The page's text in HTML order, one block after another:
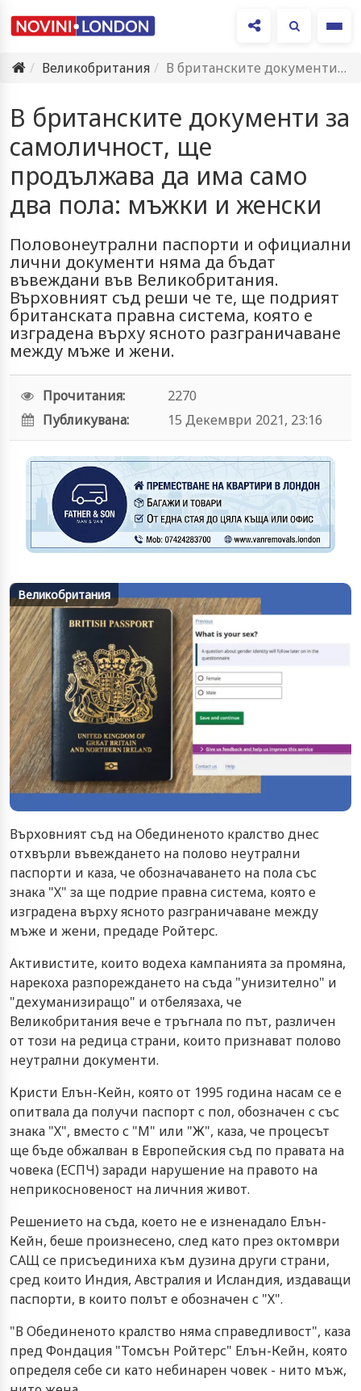
Великобритания
В британските документи за самоличност, ще продължава да има само…
В британските документи за
самоличност, ще
продължава да има само
два пола: мъжки и женски
Половонеутрални паспорти и официални
лични документи няма да бъдат
въвеждани във Великобритания.
Върховният съд реши че те, ще подрият
британската правна система, която е
изградена върху ясното разграничаване
между мъже и жени.
Прочитания:
2270
Публикувана:
15 Декември 2021, 23:16
Великобритания
Върховният съд на Обединеното кралство днес
отхвърли въвеждането на полово неутрални
паспорти и каза, че обозначаването на пола със
знака "Х" за ще подрие правна система, която е
изградена върху ясното разграничаване между
мъже и жени, предаде Ройтерс.
Активистите, които водеха кампанията за промяна,
нарекоха разпореждането на съда "унизително" и
"дехуманизиращо" и отбелязаха, че
Великобритания вече е тръгнала по път, различен
от този на редица страни, които признават полово
неутрални документи.
Кристи Елън-Кейн, която от 1995 година насам се е
опитвала да получи паспорт с пол, обозначен с със
знака "Х", вместо с "М" или "Ж", каза, че процесът
ще бъде обжалван в Европейския съд по правата на
човека (ЕСПЧ) заради нарушение на правото на
неприкосновеност на личния живот.
Решението на съда, което не е изненадало Елън-
Кейн, беше произнесено, след като през октомври
САЩ се присъединиха към дузина други страни,
сред които Индия, Австралия и Исландия, издаващи
паспорти, в които полът е обозначен с "Х".
"В Обединеното кралство няма справедливост", каза
пред Фондация "Томсън Ройтерс" Елън-Кейн, която
определя себе си като небинарен човек - нито мъж,